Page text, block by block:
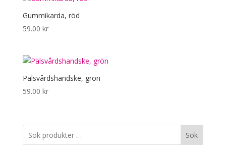
Gummikarda, röd
59.00 kr
Pälsvårdshandske, grön
59.00 kr
Sök